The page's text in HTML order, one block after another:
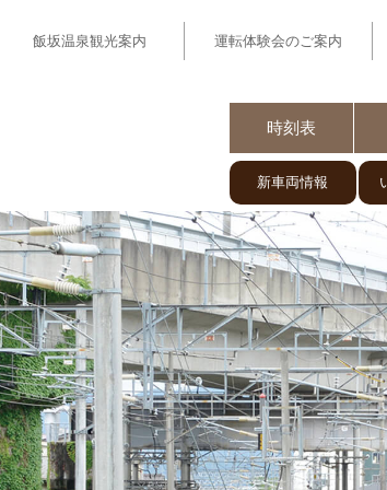
飯坂温泉観光案内 運転体験会のご案内
時刻表
新車両情報